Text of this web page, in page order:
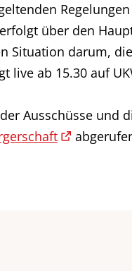
über den
Situation darum,
live ab 15.30 auf
Ausschüsse